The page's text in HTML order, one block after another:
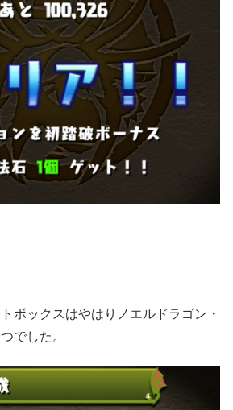
ボックスはやはりノエルドラゴン・
でした。